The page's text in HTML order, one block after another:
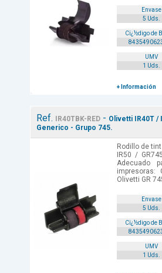
Envase
5 Uds.
Cï¿½digo de
UMV
1 Uds.
+ Información
Ref. IR40TBK-RED- Olivetti IR40T /
Generico - Grupo 745.
Rodillo de
IR50 /
Adecuado
Olivetti GR
Envase
5 Uds.
Cï¿½digo de
UMV
1 Uds.